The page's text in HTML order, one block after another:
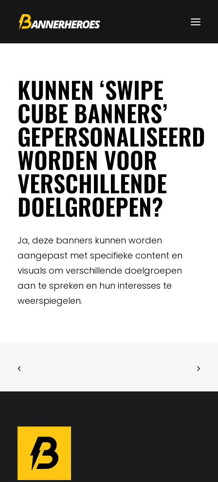
KUNNEN ‘SWIPE
CUBE BANNERS’
GEPERSONALISEERD
WORDEN VOOR
VERSCHILLENDE
DOELGROEPEN?
Ja, deze banners kunnen worden
aangepast met specifieke content en
visuals om verschillende doelgroepen
aan te spreken en hun interesses te
weerspiegelen.